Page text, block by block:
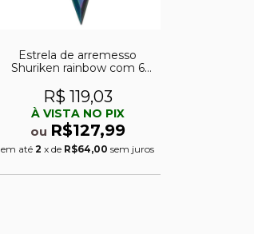
Estrela de arremesso
Shuriken rainbow com 6
R$ 119,03
À VISTA NO PIX
ou R$127,99
em até2 x de R$64,00 sem juros